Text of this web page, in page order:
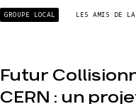
Nous connaître
Histoire
méthodes
Valeurs
GROUPE LOCAL LES AMIS DE LA
Futur
CERN : un